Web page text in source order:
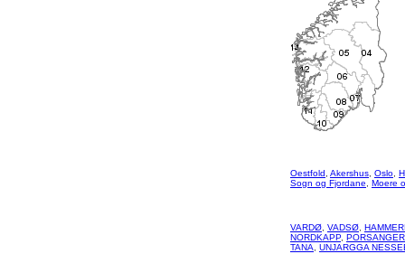
Oestfold Akershus Oslo
Sogn og Fjordane
Moere
VARDØ VADSØ
NORDKAPP,
TANA
UNJARGGA